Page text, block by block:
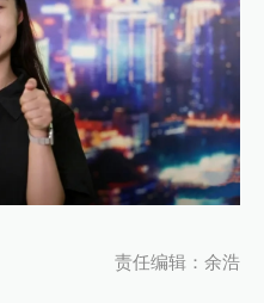
责任编辑：余浩